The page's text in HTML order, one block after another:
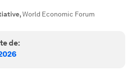
,World Economic Forum
de: